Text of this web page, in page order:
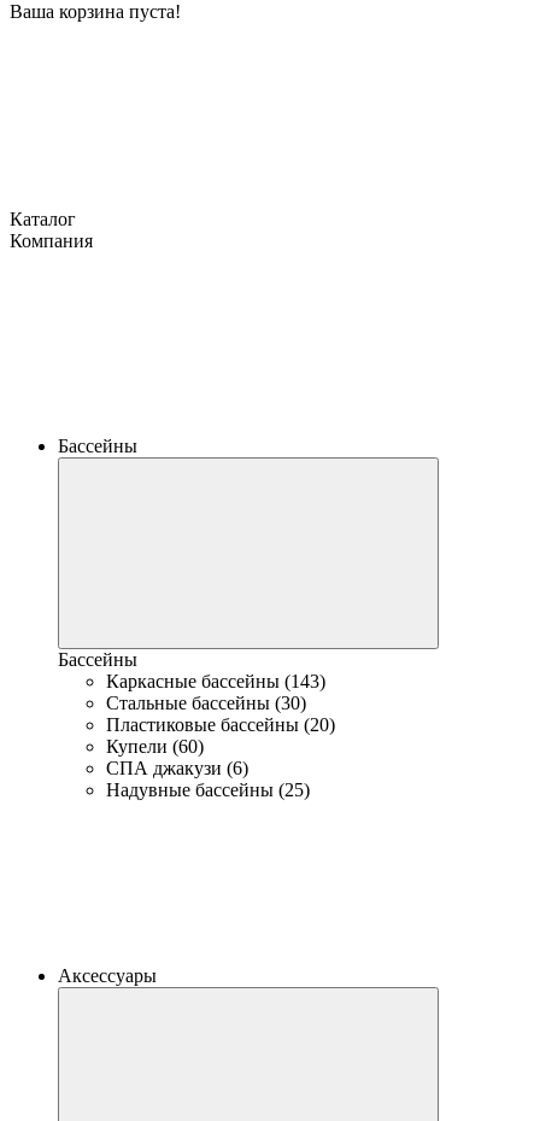
Ваша корзина пуста!
Каталог
Компания
Бассейны
Бассейны
Каркасные бассейны (143)
Стальные бассейны (30)
Пластиковые бассейны (20)
Купели (60)
СПА джакузи (6)
Надувные бассейны (25)
Аксессуары